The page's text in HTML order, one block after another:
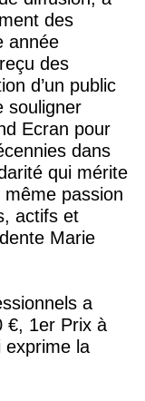
des
année
des
d’un public
souligner
Ecran pour
dans
qui mérite
même passion
actifs et
Marie
a
€, 1er Prix à
exprime la